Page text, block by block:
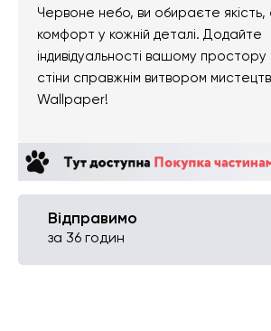
Червоне небо, ви обираєте якість,
комфорт у кожній деталі. Додайте
індивідуальності вашому
стіни справжнім витвором
Wallpaper!
Відправимо
за 36 годин